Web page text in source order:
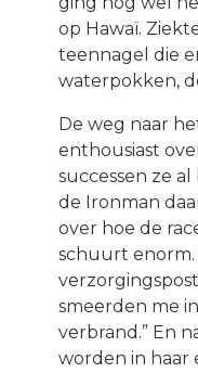
op Hawaï.
teennagel die
waterpokken,
De weg naar
enthousiast
successen ze
de Ironman
over hoe de
schuurt enorm.
smeerden me
verbrand.” En
worden in haar